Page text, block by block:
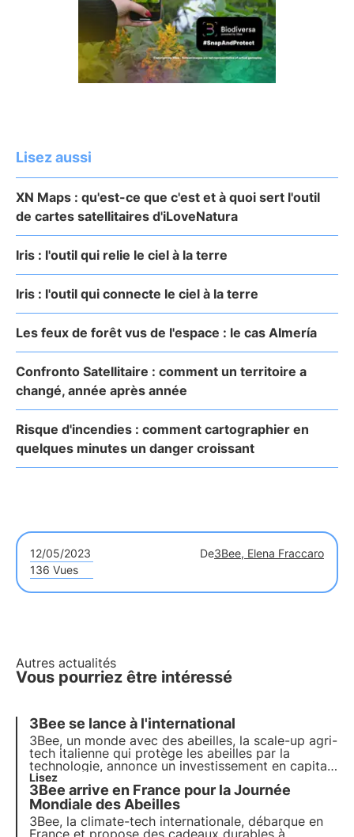
Lisez aussi
XN Maps : qu'est-ce que c'est et à quoi sert l'outil
de cartes satellitaires d'iLoveNatura
Iris : l'outil qui relie le ciel à la terre
Iris : l'outil qui connecte le ciel à la terre
Les feux de forêt vus de l'espace : le cas Almería
Confronto Satellitaire : comment un territoire a
changé, année après année
Risque d'incendies : comment cartographier en
quelques minutes un danger croissant
12/05/2023 De3Bee, Elena Fraccaro
136 Vues
Autres actualités
Vous pourriez être intéressé
3Bee se lance à l'international
3Bee, un monde avec des abeilles, la scale-up agri-
tech italienne qui protège les abeilles par la
technologie, annonce un investissement en capital
de 3M€ en
prochains mois.
Lisez
3Bee arrive en France pour la Journée
Mondiale des Abeilles
3Bee, la climate-tech internationale, débarque en
France et propose des cadeaux durables à